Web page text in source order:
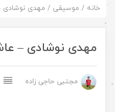
خانه / موسیقی / مهدی نوشادی
مهدی نوشادی –
مجتبی حاجی زاده